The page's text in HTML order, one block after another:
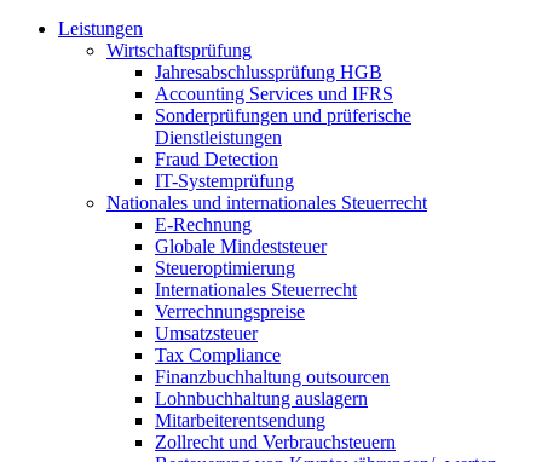
Leistungen
Wirtschaftsprüfung
Jahresabschlussprüfung HGB
Accounting Services und IFRS
Sonderprüfungen und prüferische
Dienstleistungen
Fraud Detection
IT-Systemprüfung
Nationales und internationales Steuerrecht
E-Rechnung
Globale Mindeststeuer
Steueroptimierung
Internationales Steuerrecht
Verrechnungspreise
Umsatzsteuer
Tax Compliance
Finanzbuchhaltung outsourcen
Lohnbuchhaltung auslagern
Mitarbeiterentsendung
Zollrecht und Verbrauchsteuern